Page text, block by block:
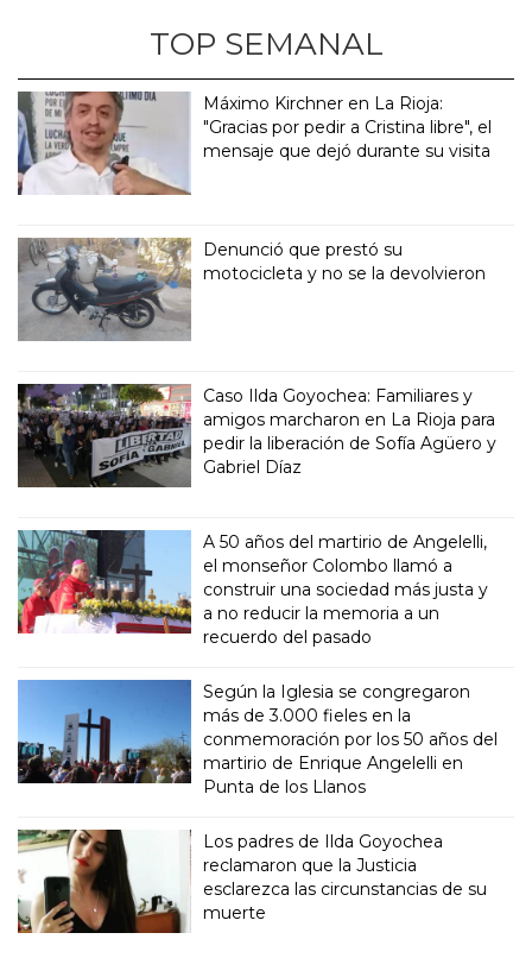
TOP SEMANAL
Máximo Kirchner en La Rioja:
"Gracias por pedir a Cristina libre", el
mensaje que dejó durante su visita
Denunció que prestó su
motocicleta y no se la devolvieron
Caso Ilda Goyochea: Familiares y
amigos marcharon en La Rioja para
pedir la liberación de Sofía Agüero y
Gabriel Díaz
A 50 años del martirio de Angelelli,
el monseñor Colombo llamó a
construir una sociedad más justa y
a no reducir la memoria a un
recuerdo del pasado
Según la Iglesia se congregaron
más de 3.000 fieles en la
conmemoración por los 50 años del
martirio de Enrique Angelelli en
Punta de los Llanos
Los padres de Ilda Goyochea
reclamaron que la Justicia
esclarezca las circunstancias de su
muerte